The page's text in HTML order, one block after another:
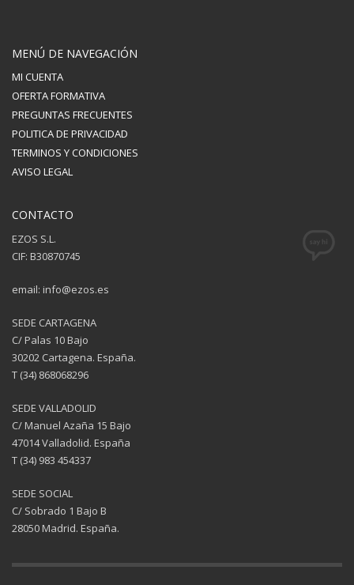
MENÚ DE NAVEGACIÓN
MI CUENTA
OFERTA FORMATIVA
PREGUNTAS FRECUENTES
POLITICA DE PRIVACIDAD
TERMINOS Y CONDICIONES
AVISO LEGAL
CONTACTO
EZOS S.L.
CIF: B30870745
email: info@ezos.es
SEDE CARTAGENA
C/ Palas 10 Bajo
30202 Cartagena. España.
T (34) 868068296
SEDE VALLADOLID
C/ Manuel Azaña 15 Bajo
47014 Valladolid. España
T (34) 983 454337
SEDE SOCIAL
C/ Sobrado 1 Bajo B
28050 Madrid. España.